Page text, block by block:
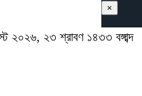
২০২৬, ২৩ শ্রাবণ ১৪৩৩ বঙ্গাব্দ
×